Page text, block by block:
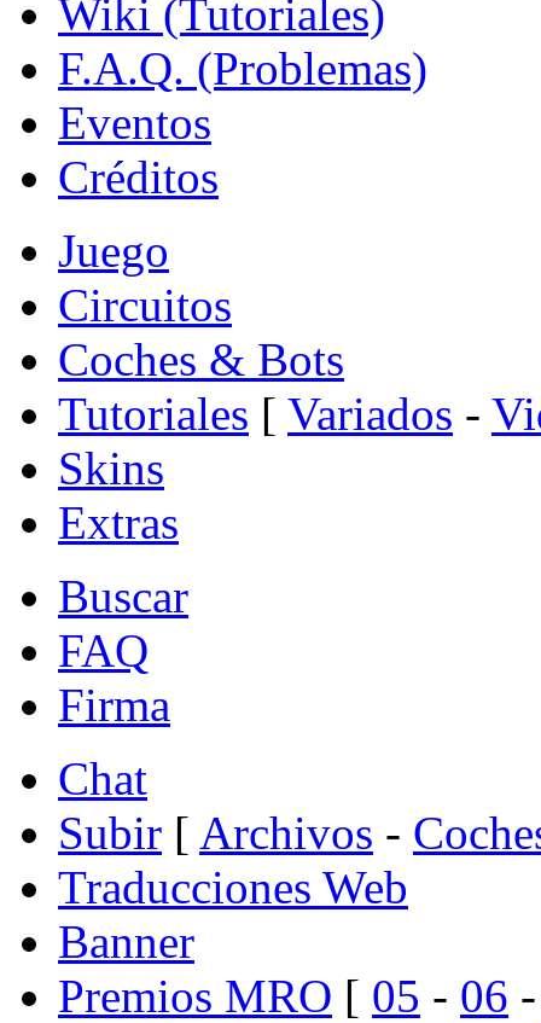
Wiki (Tutoriales)
F.A.Q. (Problemas)
Eventos
Créditos
Juego
Circuitos
Coches & Bots
Tutoriales [ Variados -
Skins
Extras
Buscar
FAQ
Firma
Chat
Subir [ Archivos -
Traducciones Web
Banner
Premios MRO [ 05 - 06